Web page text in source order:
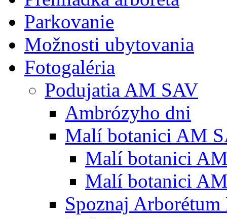
Parkovanie
Možnosti ubytovania
Fotogaléria
Podujatia AM SAV
Ambrózyho dni
Malí botanici AM
Malí botanici
Malí botanici
Spoznaj